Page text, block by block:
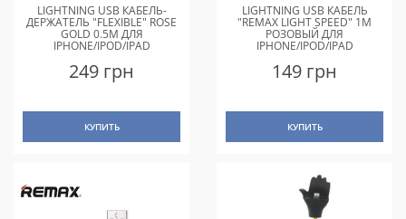
LIGHTNING USB КАБЕЛЬ-
ДЕРЖАТЕЛЬ "FLEXIBLE" ROSE
GOLD 0.5M ДЛЯ
IPHONE/IPOD/IPAD
249 грн
КУПИТЬ
LIGHTNING USB КАБЕЛЬ
"REMAX LIGHT SPEED" 1M
РОЗОВЫЙ ДЛЯ
IPHONE/IPOD/IPAD
149 грн
КУПИТЬ